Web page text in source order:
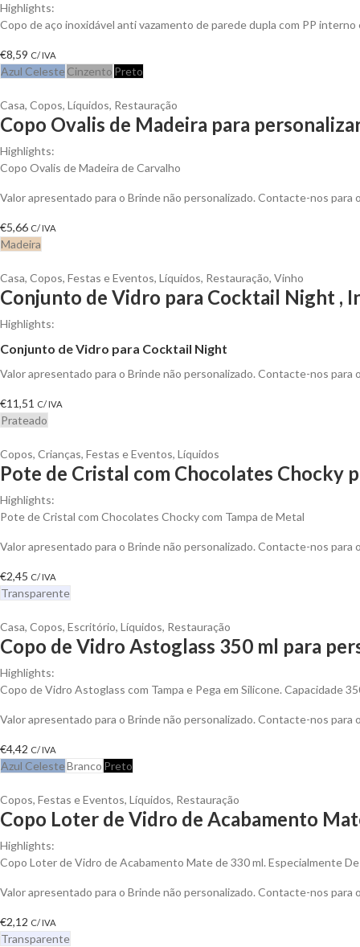
Highlights:
Copo de aço inoxidável anti vazamento de parede dupla com PP
€8,59 C/ IVA
Azul Celeste Cinzento Preto
Casa, Copos, Líquidos, Restauração
Copo Ovalis de Madeira para
Highlights:
Copo Ovalis de Madeira de Carvalho
Valor apresentado para o Brinde não personalizado. Contacte-nos
€5,66 C/ IVA
Madeira
Casa, Copos, Festas e Eventos, Líquidos, Restauração, Vinho
Conjunto de Vidro para Cocktail Night ,
Highlights:
Conjunto de Vidro para Cocktail Night
Valor apresentado para o Brinde não personalizado. Contacte-nos
€11,51 C/ IVA
Prateado
Copos, Crianças, Festas e Eventos, Líquidos
Pote de Cristal com Chocolates Chocky
Highlights:
Pote de Cristal com Chocolates Chocky com Tampa de Metal
Valor apresentado para o Brinde não personalizado. Contacte-nos
€2,45 C/ IVA
Transparente
Casa, Copos, Escritório, Líquidos, Restauração
Copo de Vidro Astoglass 350 ml para
Highlights:
Copo de Vidro Astoglass com Tampa e Pega em Silicone. Capacidade
Valor apresentado para o Brinde não personalizado. Contacte-nos
€4,42 C/ IVA
Azul CelesteBranco Preto
Copos, Festas e Eventos, Líquidos, Restauração
Copo Loter de Vidro de Acabamento
Highlights:
Copo Loter de Vidro de Acabamento Mate de 330 ml. Especialmente
Valor apresentado para o Brinde não personalizado. Contacte-nos
€2,12 C/ IVA
Transparente